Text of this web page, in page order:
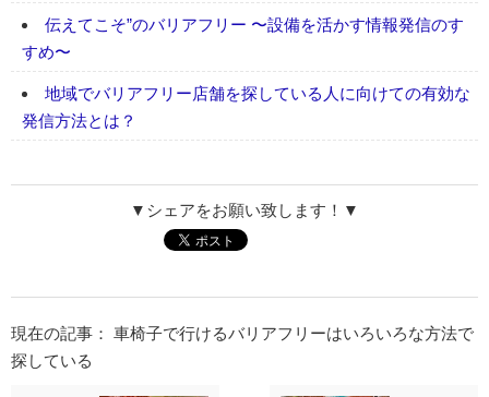
伝えてこそ”のバリアフリー 〜設備を活かす情報発信のす
すめ〜
地域でバリアフリー店舗を探している人に向けての有効な
発信方法とは？
▼シェアをお願い致します！▼
現在の記事： 車椅子で行けるバリアフリーはいろいろな方法で
探している